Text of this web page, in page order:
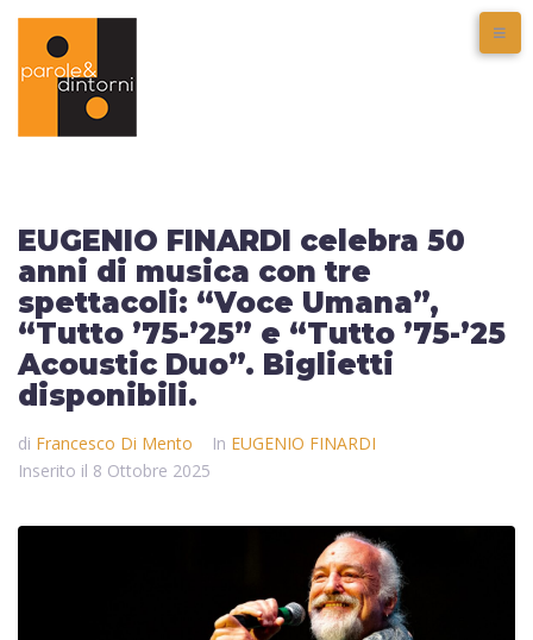
EUGENIO FINARDI celebra 50
anni di musica con tre
spettacoli: “Voce Umana”,
“Tutto ’75-’25” e “Tutto ’75-’25
Acoustic Duo”. Biglietti
disponibili.
di Francesco Di Mento In EUGENIO FINARDI
Inserito il 8 Ottobre 2025